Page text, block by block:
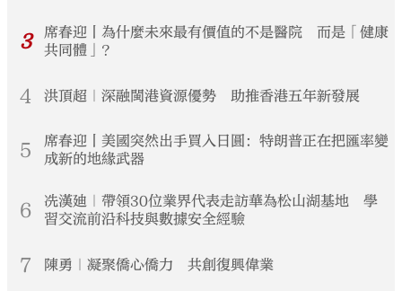
3
席春迎丨為什麼未來最有價值的不是醫院 而是「健康
共同體」？
4 洪頂超｜深融閩港資源優勢 助推香港五年新發展
5
席春迎丨美國突然出手買入日圓：特朗普正在把匯率變
成新的地緣武器
6
冼漢廸｜帶領30位業界代表走訪華為松山湖基地 學
習交流前沿科技與數據安全經驗
7 陳勇｜凝聚僑心僑力 共創復興偉業